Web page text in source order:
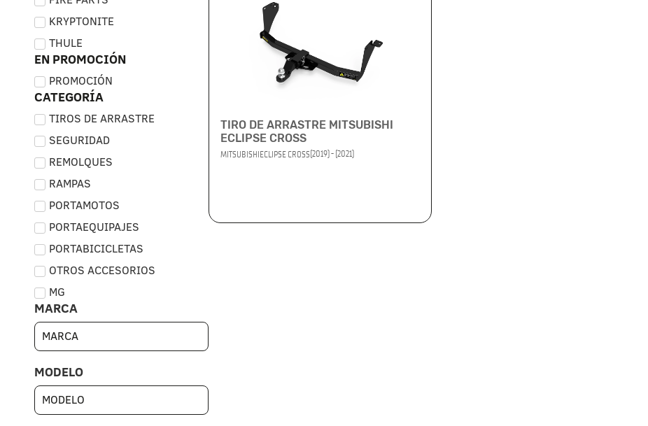
KRYPTONITE
THULE
EN PROMOCIÓN
PROMOCIÓN
CATEGORÍA
TIROS DE ARRASTRE
SEGURIDAD
REMOLQUES
RAMPAS
PORTAMOTOS
PORTAEQUIPAJES
PORTABICICLETAS
OTROS ACCESORIOS
MG
MARCA
MODELO
TIRO DE ARRASTRE MITSUBISHI
ECLIPSE CROSS
MITSUBISHIECLIPSE CROSS(2019) - (2021)